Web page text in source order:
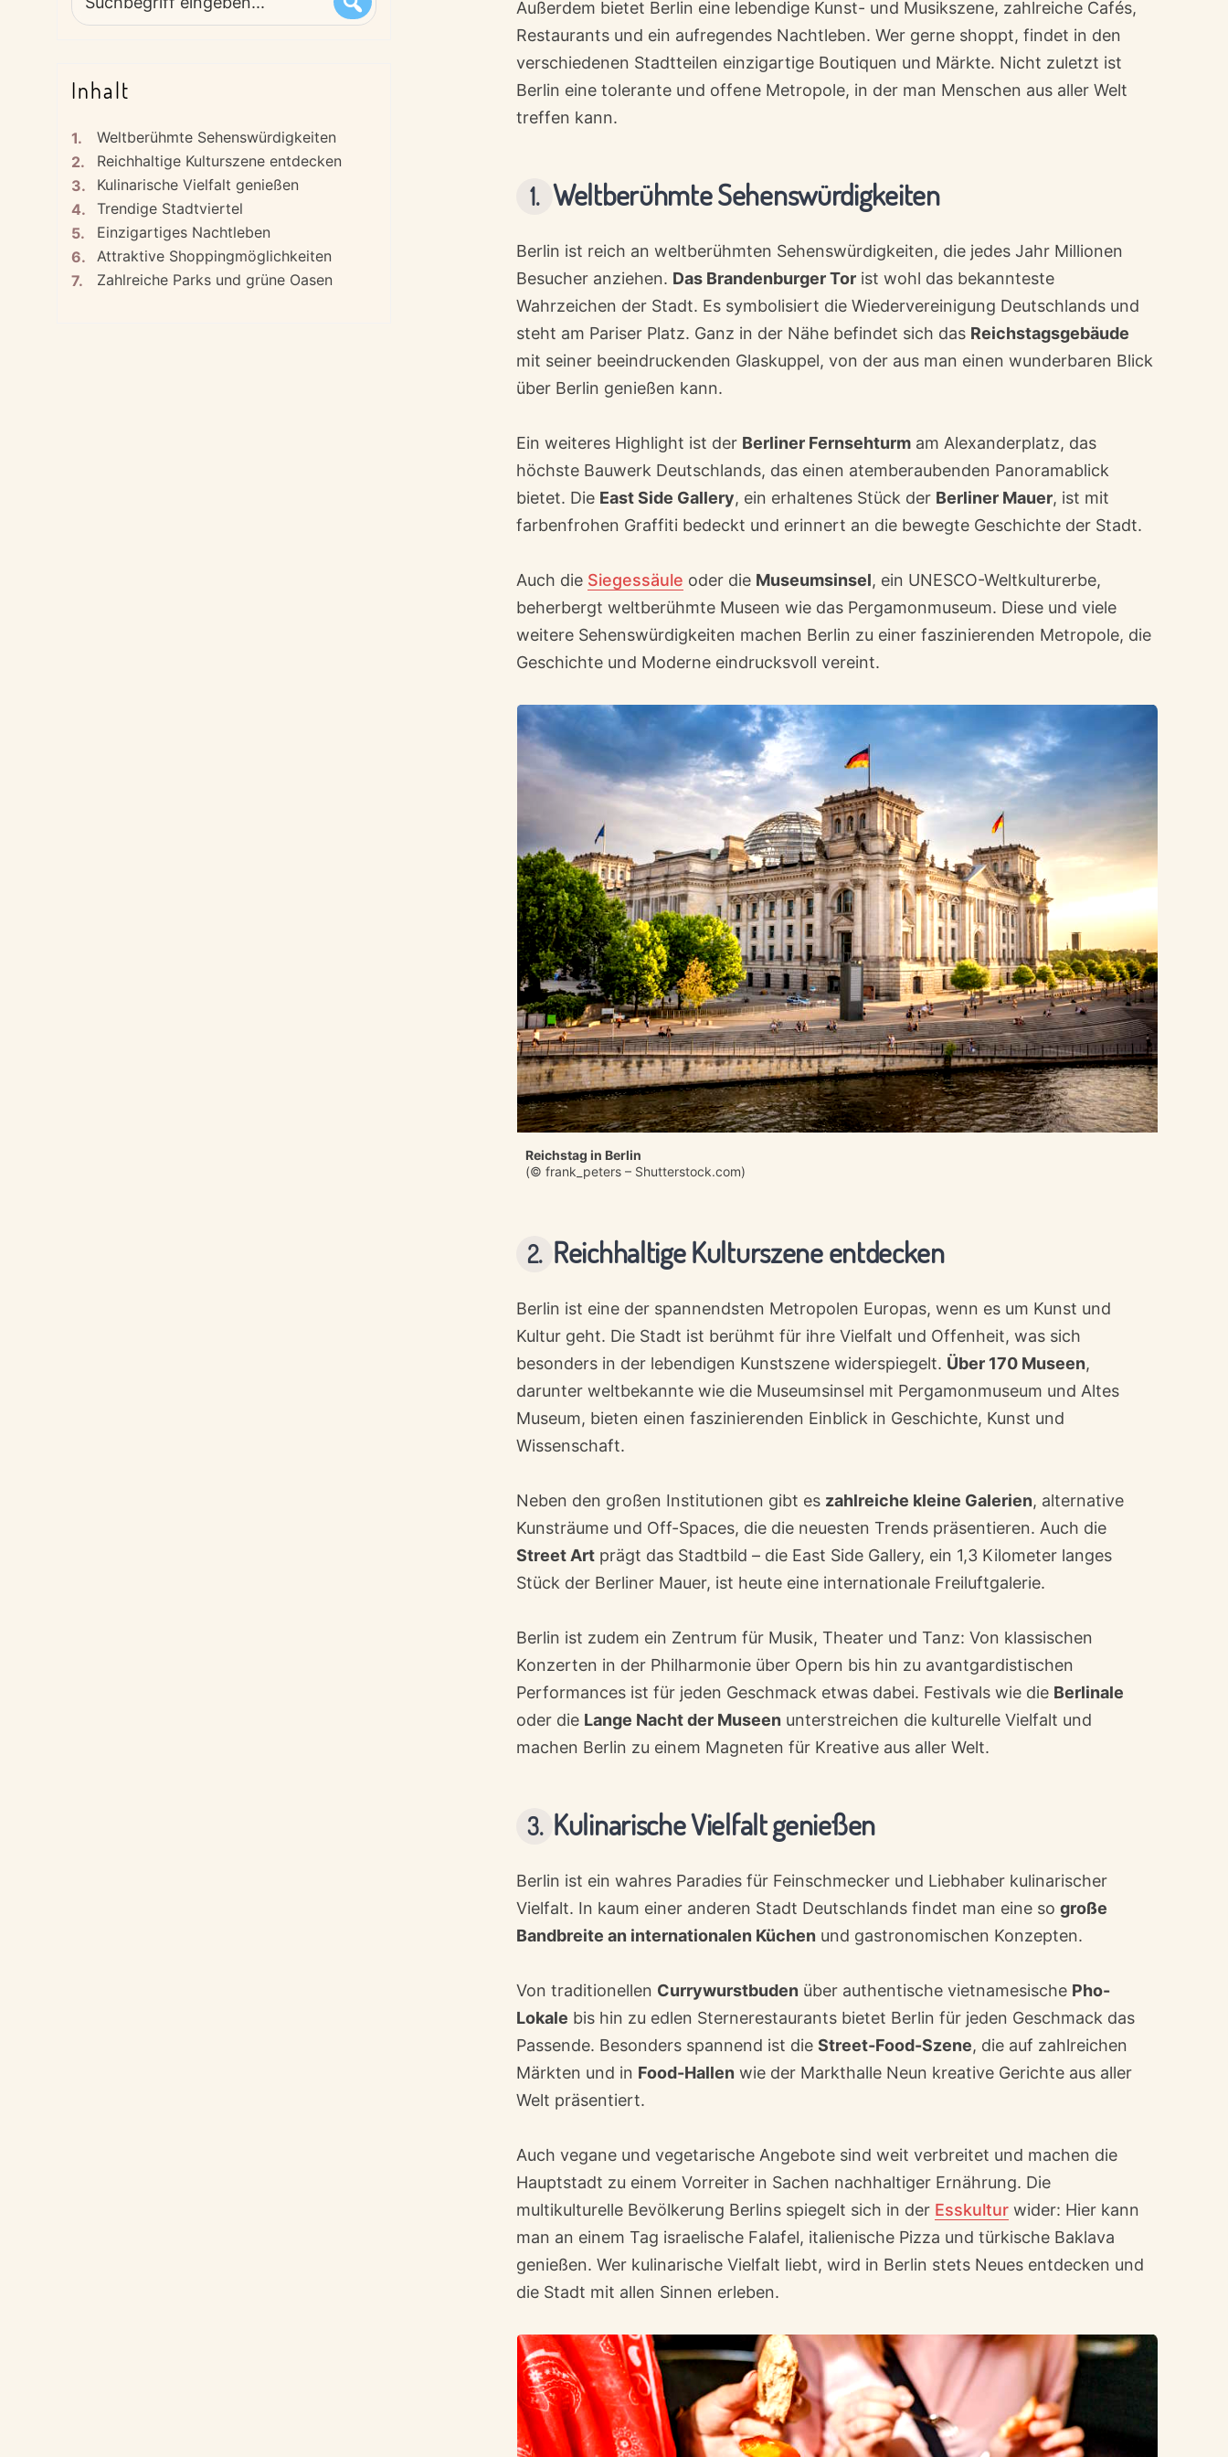
Außerdem bietet Berlin eine lebendige Kunst- und Musikszene, zahlreiche Cafés,
Restaurants und ein aufregendes Nachtleben. Wer gerne shoppt, findet in den
verschiedenen Stadtteilen einzigartige Boutiquen und Märkte. Nicht zuletzt ist
Berlin eine tolerante und offene Metropole, in der man Menschen aus aller Welt
treffen kann.
Weltberühmte Sehenswürdigkeiten
Berlin ist reich an weltberühmten Sehenswürdigkeiten, die jedes Jahr Millionen
Besucher anziehen. Das Brandenburger Tor ist wohl das bekannteste
Wahrzeichen der Stadt. Es symbolisiert die Wiedervereinigung Deutschlands und
steht am Pariser Platz. Ganz in der Nähe befindet sich das Reichstagsgebäude
mit seiner beeindruckenden Glaskuppel, von der aus man einen wunderbaren Blick
über Berlin genießen kann.
Ein weiteres Highlight ist der Berliner Fernsehturm am Alexanderplatz, das
höchste Bauwerk Deutschlands, das einen atemberaubenden Panoramablick
bietet. Die East Side Gallery, ein erhaltenes Stück der Berliner Mauer, ist mit
farbenfrohen Graffiti bedeckt und erinnert an die bewegte Geschichte der Stadt.
Auch die Siegessäule oder die Museumsinsel, ein UNESCO-Weltkulturerbe,
beherbergt weltberühmte Museen wie das Pergamonmuseum. Diese und viele
weitere Sehenswürdigkeiten machen Berlin zu einer faszinierenden Metropole, die
Geschichte und Moderne eindrucksvoll vereint.
Reichstag in Berlin
(© frank_peters – Shutterstock.com)
Reichhaltige Kulturszene entdecken
Berlin ist eine der spannendsten Metropolen Europas, wenn es um Kunst und
Kultur geht. Die Stadt ist berühmt für ihre Vielfalt und Offenheit, was sich
besonders in der lebendigen Kunstszene widerspiegelt. Über 170 Museen,
darunter weltbekannte wie die Museumsinsel mit Pergamonmuseum und Altes
Museum, bieten einen faszinierenden Einblick in Geschichte, Kunst und
Wissenschaft.
Neben den großen Institutionen gibt es zahlreiche kleine Galerien, alternative
Kunsträume und Off-Spaces, die die neuesten Trends präsentieren. Auch die
Street Art prägt das Stadtbild – die East Side Gallery, ein 1,3 Kilometer langes
Stück der Berliner Mauer, ist heute eine internationale Freiluftgalerie.
Berlin ist zudem ein Zentrum für Musik, Theater und Tanz: Von klassischen
Konzerten in der Philharmonie über Opern bis hin zu avantgardistischen
Performances ist für jeden Geschmack etwas dabei. Festivals wie die Berlinale
oder die Lange Nacht der Museen unterstreichen die kulturelle Vielfalt und
machen Berlin zu einem Magneten für Kreative aus aller Welt.
Kulinarische Vielfalt genießen
Berlin ist ein wahres Paradies für Feinschmecker und Liebhaber kulinarischer
Vielfalt. In kaum einer anderen Stadt Deutschlands findet man eine so große
Bandbreite an internationalen Küchen und gastronomischen Konzepten.
Von traditionellen Currywurstbuden über authentische vietnamesische Pho-
Lokale bis hin zu edlen Sternerestaurants bietet Berlin für jeden Geschmack das
Passende. Besonders spannend ist die Street-Food-Szene, die auf zahlreichen
Märkten und in Food-Hallen wie der Markthalle Neun kreative Gerichte aus aller
Welt präsentiert.
Auch vegane und vegetarische Angebote sind weit verbreitet und machen die
Hauptstadt zu einem Vorreiter in Sachen nachhaltiger Ernährung. Die
multikulturelle Bevölkerung Berlins spiegelt sich in der Esskultur wider: Hier kann
man an einem Tag israelische Falafel, italienische Pizza und türkische Baklava
genießen. Wer kulinarische Vielfalt liebt, wird in Berlin stets Neues entdecken und
die Stadt mit allen Sinnen erleben.
eingeben...
Inhalt
Weltberühmte Sehenswürdigkeiten
Reichhaltige Kulturszene entdecken
Kulinarische Vielfalt genießen
Trendige Stadtviertel
Einzigartiges Nachtleben
Attraktive Shoppingmöglichkeiten
Zahlreiche Parks und grüne Oasen